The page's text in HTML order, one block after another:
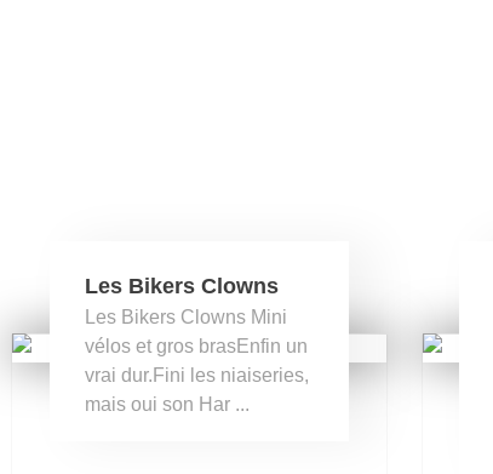
Les Bikers Clowns
Les Bikers Clowns Mini
vélos et gros brasEnfin un
vrai dur.Fini les niaiseries,
mais oui son Har ...